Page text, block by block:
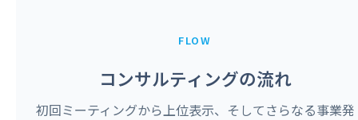
FLOW
コンサルティングの流れ
初回ミーティングから上位表示、そしてさらなる事業発